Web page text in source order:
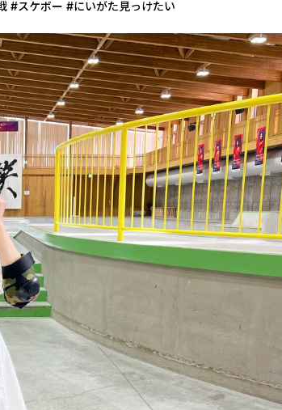
#スケボー #にいがた見っけたい